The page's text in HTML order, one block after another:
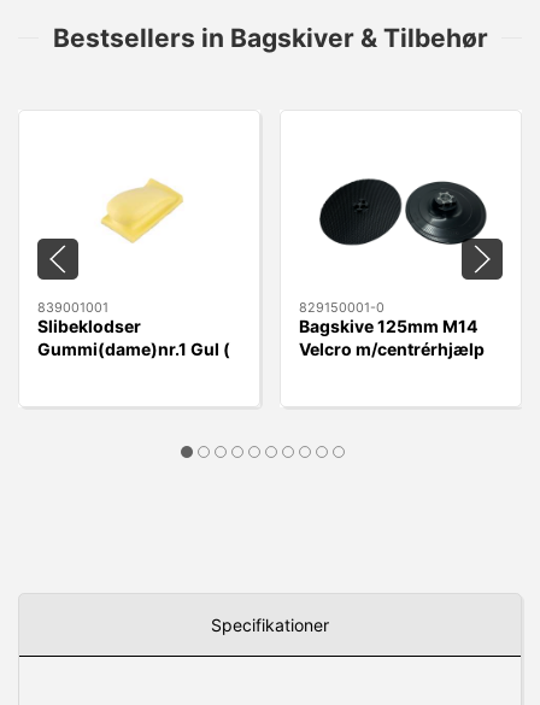
Bestsellers in Bagskiver & Tilbehør
839001001
Slibeklodser
Gummi(dame)nr.1 Gul (
829150001-0
Bagskive 125mm M14
Velcro m/centrérhjælp
Specifikationer